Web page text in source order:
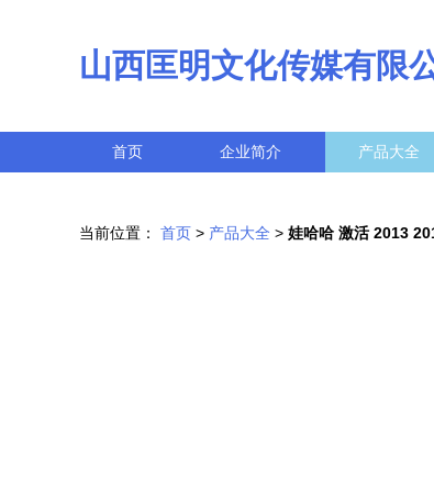
山西匡明文化传媒有限
首页 企业简介 产品大全
当前位置： 首页 > 产品大全 > 娃哈哈 激活 2013